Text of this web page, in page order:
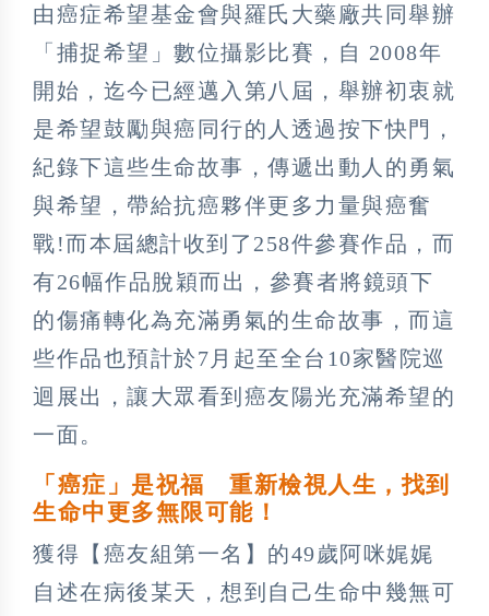
由癌症希望基金會與羅氏大藥廠共同舉辦
「捕捉希望」數位攝影比賽，自 2008年
開始，迄今已經邁入第八屆，舉辦初衷就
是希望鼓勵與癌同行的人透過按下快門，
紀錄下這些生命故事，傳遞出動人的勇氣
與希望，帶給抗癌夥伴更多力量與癌奮
戰!而本屆總計收到了258件參賽作品，而
有26幅作品脫穎而出，參賽者將鏡頭下
的傷痛轉化為充滿勇氣的生命故事，而這
些作品也預計於7月起至全台10家醫院巡
迴展出，讓大眾看到癌友陽光充滿希望的
一面。
「癌症」是祝福 重新檢視人生，找到
生命中更多無限可能！
獲得【癌友組第一名】的49歲阿咪娓娓
自述在病後某天，想到自己生命中幾無可